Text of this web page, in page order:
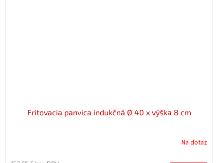
Fritovacia panvica indukčná Ø 40 x výška 8 cm
Na dotaz